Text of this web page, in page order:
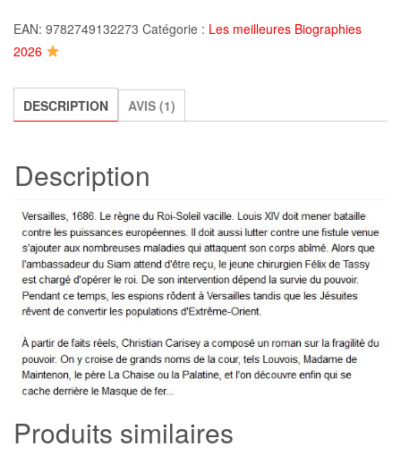
Maladie
du
Christian
Carisey
EAN: 9782749132273 Catégorie : Les meilleures Biographies
2026
DESCRIPTION AVIS (1)
Description
Produits similaires